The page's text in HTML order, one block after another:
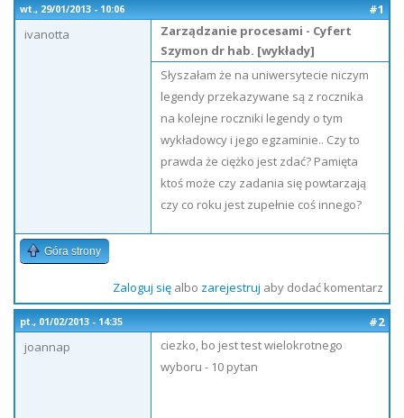
wt., 29/01/2013 - 10:06
#1
ivanotta
Zarządzanie procesami - Cyfert
Szymon dr hab. [wykłady]
Słyszałam że na uniwersytecie niczym
legendy przekazywane są z rocznika
na kolejne roczniki legendy o tym
wykładowcy i jego egzaminie.. Czy to
prawda że ciężko jest zdać? Pamięta
ktoś może czy zadania się powtarzają
czy co roku jest zupełnie coś innego?
Góra strony
Zaloguj sięalbo zarejestruj aby dodać komentarz
pt., 01/02/2013 - 14:35
#2
joannap
ciezko, bo jest test wielokrotnego
wyboru - 10 pytan